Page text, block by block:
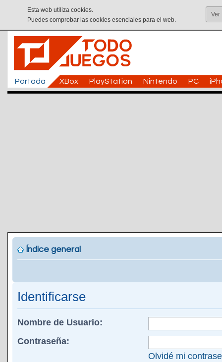
Esta web utiliza cookies.
Puedes comprobar las cookies esenciales para el web.
Ver
Portada XBox PlayStation Nintendo PC
Índice general
Identificarse
Nombre de Usuario:
Contraseña:
Olvidé mi